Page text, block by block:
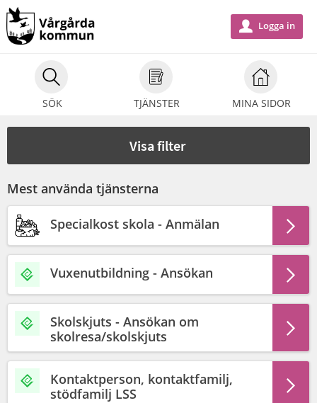
Välkommen
till
e-
tjänster
Vårgårda
kommun
SÖK TJÄNSTER MINA SIDOR
u Logga in
Visa filter
Mest använda tjänsterna
Specialkost skola - Anmälan
Vuxenutbildning - Ansökan
Skolskjuts - Ansökan om
skolresa/skolskjuts
Kontaktperson, kontaktfamilj,
stödfamilj LSS